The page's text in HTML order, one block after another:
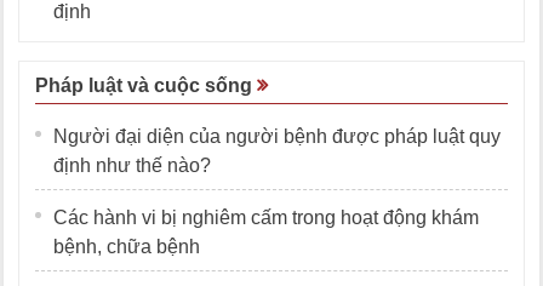
định
Pháp luật và cuộc sống
Người đại diện của người bệnh được pháp luật quy
định như thế nào?
Các hành vi bị nghiêm cấm trong hoạt động khám
bệnh, chữa bệnh